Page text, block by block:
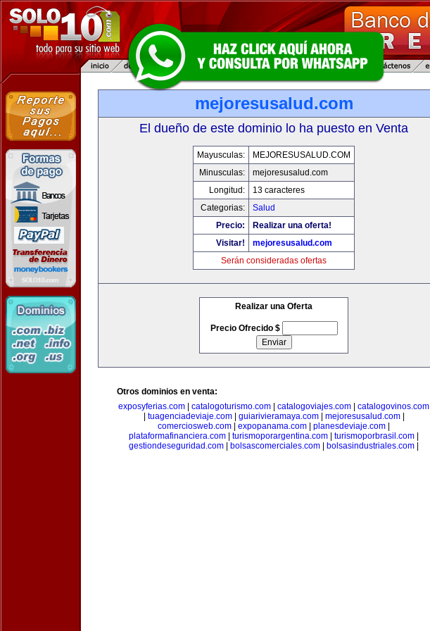
mejoresusalud.com
El dueño de este dominio lo ha puesto en Venta
Mayusculas:
MEJORESUSALUD.COM
Minusculas:
mejoresusalud.com
Longitud:
13 caracteres
Categorias:
Salud
Precio:
Realizar una oferta!
Visitar!
mejoresusalud.com
Serán consideradas ofertas
Realizar una Oferta
Precio Ofrecido $
Otros dominios en venta:
exposyferias.com
catalogoturismo.com catalogoviajes.com
catalogovinos.com
tuagenciadeviaje.com| guiarivieramaya.com| mejoresusalud.com|
comerciosweb.com
expopanama.com planesdeviaje.com
plataformafinanciera.com
turismoporargentina.com turismoporbrasil.com
gestiondeseguridad.com
bolsascomerciales.com bolsasindustriales.com